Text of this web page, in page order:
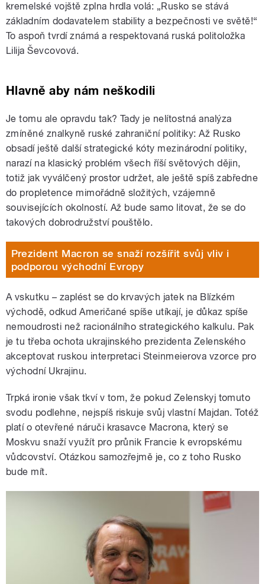
kremelské vojště zplna hrdla volá: „Rusko se stává
základním dodavatelem stability a bezpečnosti ve světě!“
To aspoň tvrdí známá a respektovaná ruská politoložka
Lilija Ševcovová.
Hlavně aby nám neškodili
Je tomu ale opravdu tak? Tady je nelítostná analýza
zmíněné znalkyně ruské zahraniční politiky: Až Rusko
obsadí ještě další strategické kóty mezinárodní politiky,
narazí na klasický problém všech říší světových dějin,
totiž jak vyválčený prostor udržet, ale ještě spíš zabředne
do propletence mimořádně složitých, vzájemně
souvisejících okolností. Až bude samo litovat, že se do
takových dobrodružství pouštělo.
Prezident Macron se snaží rozšířit svůj vliv i
podporou východní Evropy
A vskutku – zaplést se do krvavých jatek na Blízkém
východě, odkud Američané spíše utíkají, je důkaz spíše
nemoudrosti než racionálního strategického kalkulu. Pak
je tu třeba ochota ukrajinského prezidenta Zelenského
akceptovat ruskou interpretaci Steinmeierova vzorce pro
východní Ukrajinu.
Trpká ironie však tkví v tom, že pokud Zelenskyj tomuto
svodu podlehne, nejspíš riskuje svůj vlastní Majdan. Totéž
platí o otevřené náruči krasavce Macrona, který se
Moskvu snaží využít pro průnik Francie k evropskému
vůdcovství. Otázkou samozřejmě je, co z toho Rusko
bude mít.